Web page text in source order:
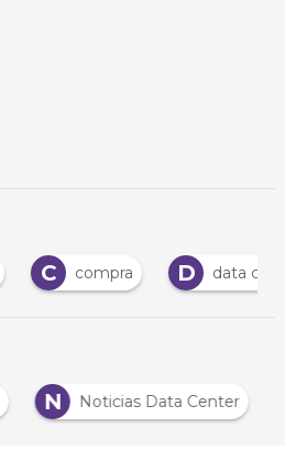
C compra D data
N Noticias Data Center